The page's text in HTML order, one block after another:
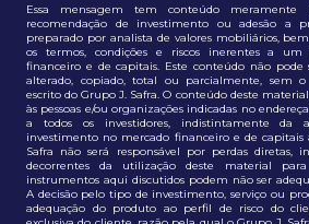
Essa mensagem tem conteúdo meramente
recomendação de investimento ou adesão a
preparado por analista de valores mobiliários,
os termos, condições e riscos inerentes a
financeiro e de capitais. Este conteúdo não pode
alterado, copiado, total ou parcialmente, sem
escrito do Grupo J. Safra. O conteúdo deste
às pessoas e/ou organizações indicadas no
a todos os investidores, indistintamente da
investimento no mercado financeiro e de capitais
Safra não será responsável por perdas diretas,
decorrentes da utilização deste material para
instrumentos aqui discutidos podem não ser
A decisão pelo tipo de investimento, serviço ou
adequação do produto ao perfil de risco do